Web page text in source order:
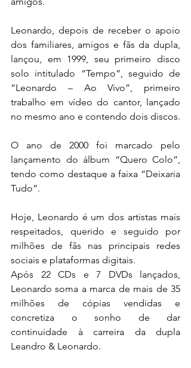
Leonardo, depois de receber o apoio
dos familiares, amigos e fãs da dupla,
lançou, em 1999, seu primeiro disco
solo intitulado “Tempo”, seguido de
“Leonardo – Ao Vivo”, primeiro
trabalho em vídeo do cantor, lançado
no mesmo ano e contendo dois discos.
O ano de 2000 foi marcado pelo
lançamento do álbum “Quero Colo”,
tendo como destaque a faixa “Deixaria
Tudo”.
Hoje, Leonardo é um dos artistas mais
respeitados, querido e seguido por
milhões de fãs nas principais redes
sociais e plataformas digitais.
Após 22 CDs e 7 DVDs lançados,
Leonardo soma a marca de mais de 35
milhões de cópias vendidas e
concretiza o sonho de dar
continuidade à carreira da dupla
Leandro & Leonardo.